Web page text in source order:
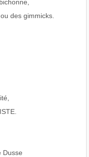
des gimmicks.
Dusse